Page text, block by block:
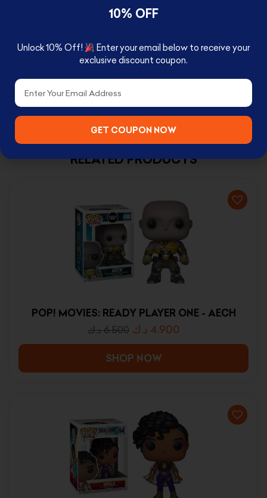
BOX CONTENTS
Therizinosaurus Pop!
RELATED PRODUCTS
POP! MOVIES: READY PLAYER ONE - AECH
6.500 د.ك 4.900 د.ك
SHOP NOW
10% OFF
Unlock 10% Off!
Enter your email below to receive your
exclusive discount coupon.
Email
GET COUPON NOW